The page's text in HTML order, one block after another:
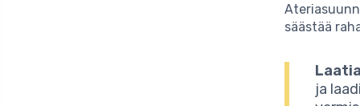
säästää
ja